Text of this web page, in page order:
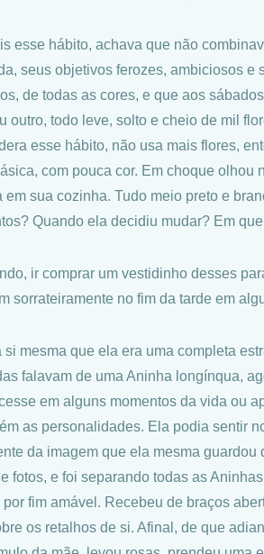
esse hábito, achava que não
seus objetivos ferozes, ambiciosos e
de todas as cores, e que aos
outro, todo leve, solto e cheio de mil
esse hábito, não usa mais flores,
com pouca cor. Em choque olhou
sua cozinha. Tudo meio preto e
Quando ela decidiu mudar? Em
ir comprar um vestidinho desses
sorrateiramente no fim da tarde em
mesma que ela era uma completa
falavam de uma Aninha longínqua,
em alguns momentos da vida ou
as personalidades. Ela podia sentir
da imagem que ela mesma guardou
fotos, e foi separando todas as
fim amável. Recebeu de braços
os retalhos de si. Afinal, de que